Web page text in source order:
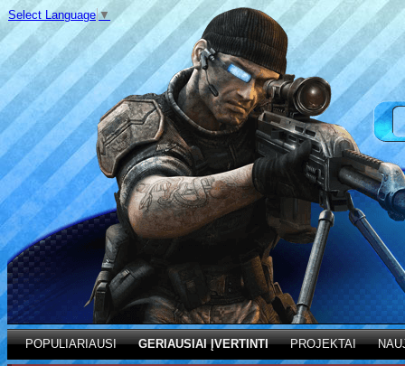
Select Language ▼
POPULIARIAUSI GERIAUSIAI ĮVERTINTI PROJEKTAI